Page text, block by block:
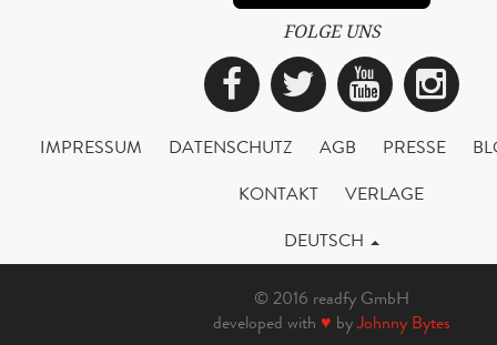
FOLGE UNS
Facebook
Twitter
IMPRESSUM DATENSCHUTZ AGB PRESSE
KONTAKT
VERLAGE
DEUTSCH
© 2016 readfy GmbH
developed with ♥ byJohnny Bytes